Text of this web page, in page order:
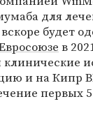
для
будет
в
клинические
и на Кипр
первых